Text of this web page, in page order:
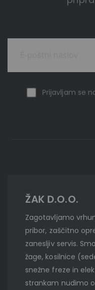
Prijavljam se
ŽAK D.O.O.
Zagotavljamo
pribor, zaščitno
zanesljiv servis.
žage, kosilnice
snežne freze in
strankam nudimo